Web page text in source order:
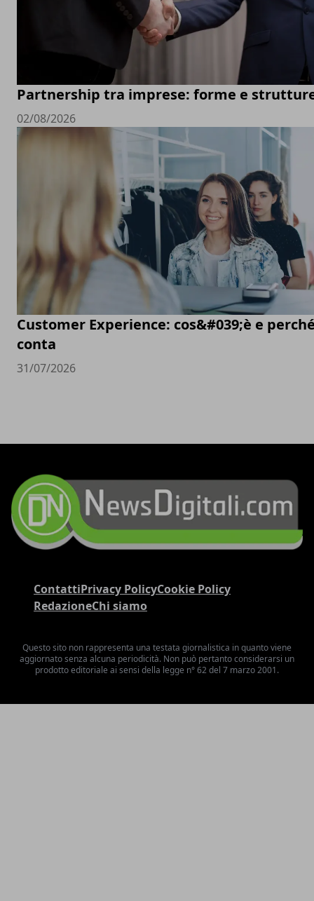
Partnership tra imprese: forme e
02/08/2026
Customer Experience: cos&#039;è e
conta
31/07/2026
ContattiPrivacy PolicyCookie Policy
RedazioneChi siamo
Questo sito non rappresenta una testata giornalistica in quanto viene
aggiornato senza alcuna periodicità. Non può pertanto considerarsi un
prodotto editoriale ai sensi della legge n° 62 del 7 marzo 2001.